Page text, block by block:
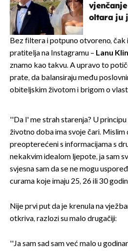
oltara ju
Bez filtera i potpuno otvoreno, čak
pratitelja na Instagramu – Lanu
znamo kao takvu. A upravo to
prate, da balansiraju među
obiteljskim životom i brigom o
''Da l' me strah starenja? U
životno doba ima svoje čari. Mislim
preopterećeni s informacijama s
nekakvim idealom ljepote, ja sam
svjesna sam da se ne mogu
curama koje imaju 25, 26 ili 30
Nije prvi put da je krenula na
otkriva, razlozi su malo drugačiji:
''Ja sam sad sam već malo u